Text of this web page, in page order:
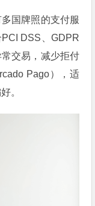
国牌照的支付服
DSS、GDPR
交易，减少拒付
Pago），适
。